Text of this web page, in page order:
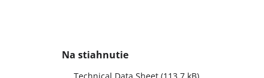
Technical Data Sheet (113.7 kB)